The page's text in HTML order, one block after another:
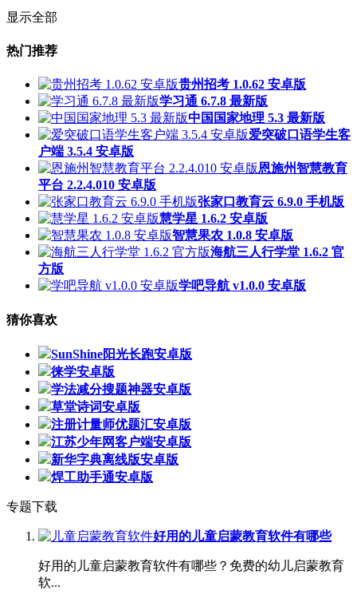
显示全部
热门推荐
贵州招考 1.0.62 安卓版
学习通 6.7.8 最新版
中国国家地理 5.3 最新版
爱突破口语学生客
户端 3.5.4 安卓版
恩施州智慧教育
平台 2.2.4.010 安卓版
张家口教育云 6.9.0 手机版
慧学星 1.6.2 安卓版
智慧果农 1.0.8 安卓版
海航三人行学堂 1.6.2 官
方版
学吧导航 v1.0.0 安卓版
猜你喜欢
SunShine阳光长跑安卓版
徕学安卓版
学法减分搜题神器安卓版
草堂诗词安卓版
注册计量师优题汇安卓版
江苏少年网客户端安卓版
新华字典离线版安卓版
焊工助手通安卓版
专题下载
好用的儿童启蒙教育软件有哪些
好用的儿童启蒙教育软件有哪些？免费的幼儿启蒙教育
软...